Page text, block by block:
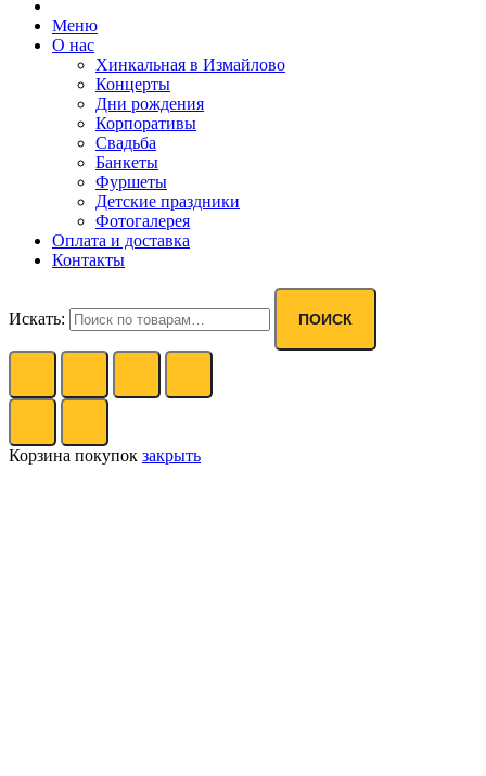
Меню
О нас
Хинкальная в Измайлово
Концерты
Дни рождения
Корпоративы
Свадьба
Банкеты
Фуршеты
Детские праздники
Фотогалерея
Оплата и доставка
Контакты
Искать: ПОИСК
Корзина покупок закрыть